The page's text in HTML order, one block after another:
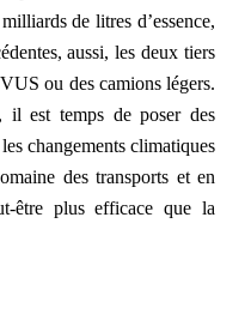
de litres d’essence,
aussi, les deux tiers
ou des camions légers.
il est temps de poser des
changements climatiques
des transports et en
être plus efficace que la